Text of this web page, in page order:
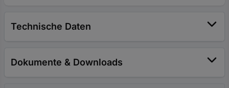
Technische Daten
Dokumente & Downloads